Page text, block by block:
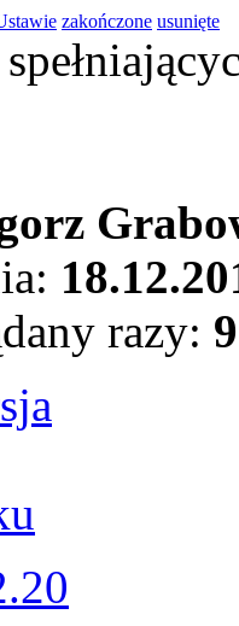
zakończone usunięte
razy: